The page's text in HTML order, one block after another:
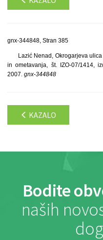
gnx-344848, Stran 385
Lazić Nenad, Okrogarjeva
in ometavanja, št. IZO-07/1414,
2007. gnx-344848
KAZALO
Bodite
naših